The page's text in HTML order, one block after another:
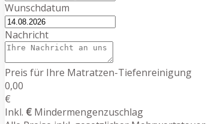
Wunschdatum
Nachricht
Preis für Ihre Matratzen-Tiefenreinigung
0,00
€
Inkl. € Mindermengenzuschlag